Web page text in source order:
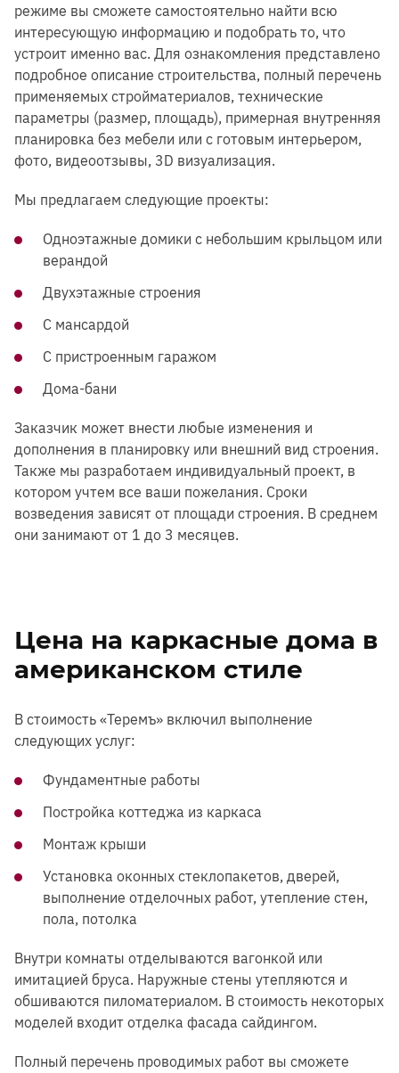
режиме вы сможете самостоятельно найти всю
интересующую информацию и подобрать то, что
устроит именно вас. Для ознакомления представлено
подробное описание строительства, полный перечень
применяемых стройматериалов, технические
параметры (размер, площадь), примерная внутренняя
планировка без мебели или с готовым интерьером,
фото, видеоотзывы, 3D визуализация.
Мы предлагаем следующие проекты:
Одноэтажные домики с небольшим крыльцом или
верандой
Двухэтажные строения
С мансардой
С пристроенным гаражом
Дома-бани
Заказчик может внести любые изменения и
дополнения в планировку или внешний вид строения.
Также мы разработаем индивидуальный проект, в
котором учтем все ваши пожелания. Сроки
возведения зависят от площади строения. В среднем
они занимают от 1 до 3 месяцев.
Цена на каркасные дома в
американском стиле
В стоимость «Теремъ» включил выполнение
следующих услуг:
Фундаментные работы
Постройка коттеджа из каркаса
Монтаж крыши
Установка оконных стеклопакетов, дверей,
выполнение отделочных работ, утепление стен,
пола, потолка
Внутри комнаты отделываются вагонкой или
имитацией бруса. Наружные стены утепляются и
обшиваются пиломатериалом. В стоимость некоторых
моделей входит отделка фасада сайдингом.
Полный перечень проводимых работ вы сможете